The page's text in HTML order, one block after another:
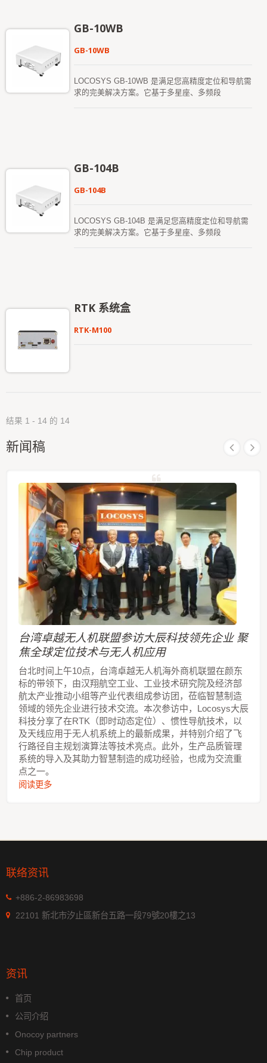
快速且方便安装和使用。 RTK-M980 保留了灵活
直1.5 公分+ 1ppm。 GB-10XX 产品通过了严格的
GB-10WB
GB-10WB
LOCOSYS GB-10WB 是满足您高精度定位和导航需
求的完美解决方案。它基于多星座、多频段
1ppm。 GB-10WB 产品通过了严格的MIL-STD
GB-104B
GB-104B
LOCOSYS GB-104B 是满足您高精度定位和导航需
求的完美解决方案。它基于多星座、多频段
（RMS）为：水平0.8 公分+ 1ppm，垂直1.5 公分+
1ppm。 GB-10WB 产品通过了严格的MIL-STD
RTK 系统盒
RTK-M100
结果 1 - 14 的 14
新闻稿
台湾卓越无人机联盟参访大辰科技领先企业 聚
焦全球定位技术与无人机应用
台北时间上午10点，台湾卓越无人机海外商机联盟在颜东
标的带领下，由汉翔航空工业、工业技术研究院及经济部
航太产业推动小组等产业代表组成参访团，莅临智慧制造
领域的领先企业进行技术交流。本次参访中，Locosys大辰
科技分享了在RTK（即时动态定位）、惯性导航技术，以
及天线应用于无人机系统上的最新成果，并特别介绍了飞
行路径自主规划演算法等技术亮点。此外，生产品质管理
系统的导入及其助力智慧制造的成功经验，也成为交流重
点之一。
阅读更多
联络资讯
+886-2-86983698
22101 新北市汐止區新台五路一段79號20樓之13
资讯
首页
公司介绍
Onocoy partners
Chip product